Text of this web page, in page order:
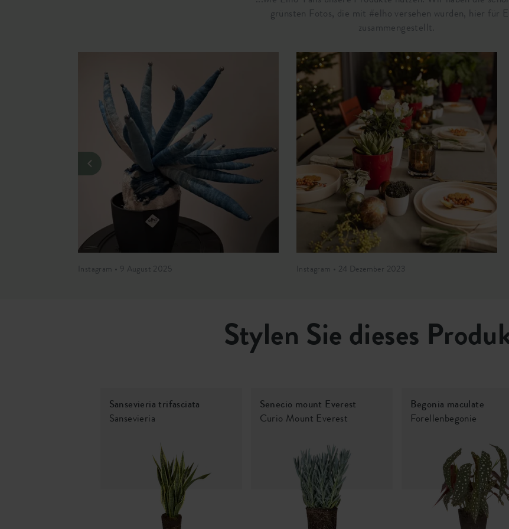
grünsten Fotos, die mit #elho versehen wurden, hier für
zusammengestellt.
Instagram • 9 August 2025 Instagram • 24 Dezember 2023
Stylen Sie dieses
Sansevieria trifasciata
Sansevieria
Senecio mount Everest
Curio Mount Everest
Begonia maculate
Forellenbegonie